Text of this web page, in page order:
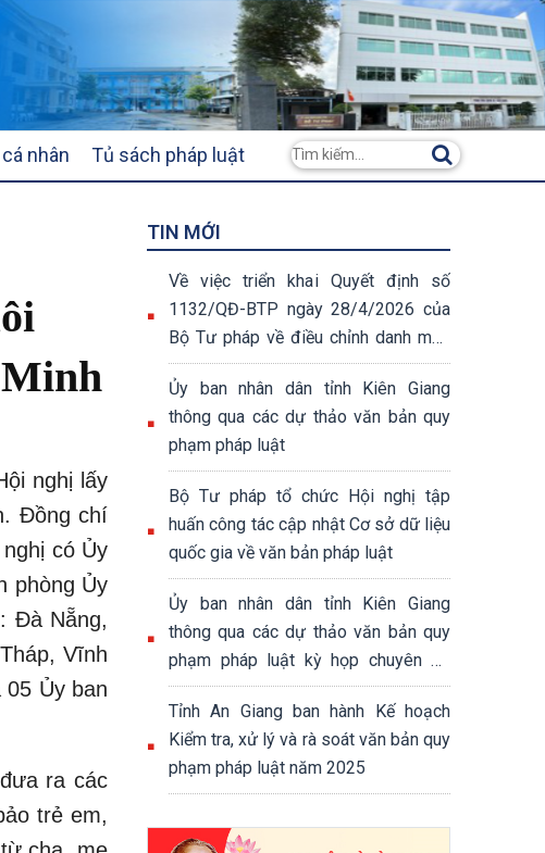
nhân Tủ sách pháp luật
nghị lấy
Đồng chí
có Ủy
phòng Ủy
Đà Nẵng,
Vĩnh
Ủy ban
ra các
trẻ em,
TIN MỚI
Về việc triển khai Quyết định số
1132/QĐ-BTP ngày 28/4/2026 của
Bộ Tư pháp về điều chỉnh danh mục
thủ tục hành chính
Ủy ban nhân dân tỉnh Kiên Giang
thông qua các dự thảo văn bản quy
phạm pháp luật
Bộ Tư pháp tổ chức Hội nghị tập
huấn công tác cập nhật Cơ sở dữ liệu
quốc gia về văn bản pháp luật
Ủy ban nhân dân tỉnh Kiên Giang
thông qua các dự thảo văn bản quy
phạm pháp luật kỳ họp chuyên để
của Hội đồng nhân dân tỉnh
Tỉnh An Giang ban hành Kế hoạch
Kiểm tra, xử lý và rà soát văn bản quy
phạm pháp luật năm 2025